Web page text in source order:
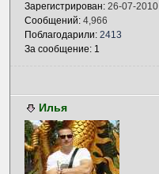
Зарегистрирован: 26-07-2010
Сообщений: 4,966
Поблагодарили: 2413
За сообщение: 1
Илья